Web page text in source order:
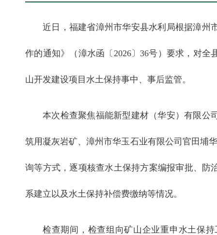
近日，福建省漳州市华安县水利局根据漳州
作的通知》（漳水函〔2026〕36号）要求，对
山开发建设项目水土保持事中、事后监管。
本次检查聚焦福能新型建材（华安）有限公
筑用凝灰岩矿、漳州市华玉石业有限公司官田埔
询等方式，逐项核查水土保持方案编报审批、防
系建立以及水土保持补偿费缴纳等情况。
检查期间，检查组向矿山企业重申水土保